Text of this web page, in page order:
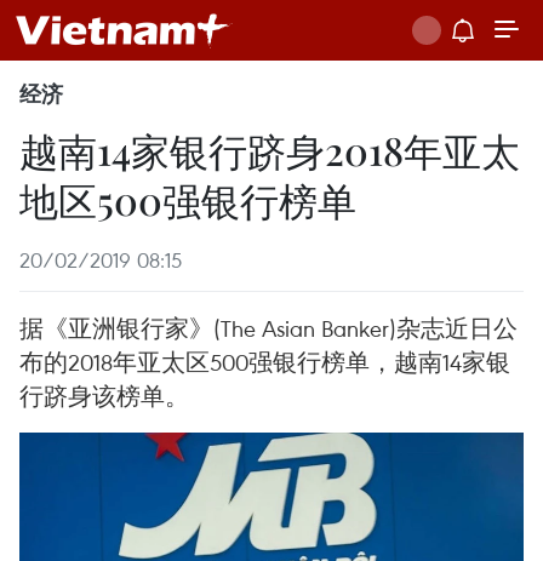
经济
越南14家银行跻身2018年亚太
地区500强银行榜单
20/02/2019 08:15
据《亚洲银行家》(The Asian Banker)杂志近日公
布的2018年亚太区500强银行榜单，越南14家银
行跻身该榜单。